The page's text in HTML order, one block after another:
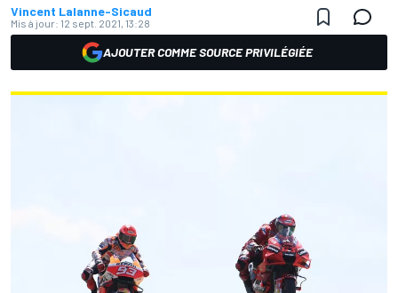
Vincent Lalanne-Sicaud
Mis à jour: 12 sept. 2021, 13:28
AJOUTER COMME SOURCE PRIVILÉGIÉE